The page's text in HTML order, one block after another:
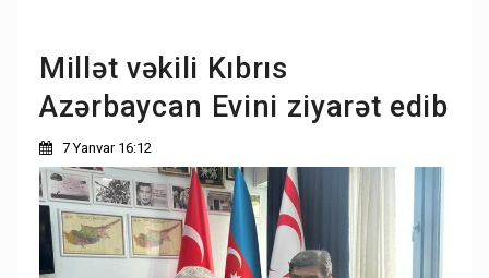
Millət vəkili Kıbrıs
Azərbaycan Evini ziyarət edib
7 Yanvar 16:12